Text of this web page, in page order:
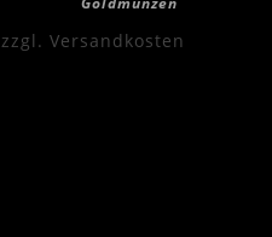
zzgl. Versandkosten